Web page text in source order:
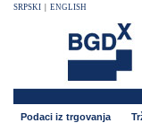
SRPSKI ENGLISH
Podaci iz trgovanja